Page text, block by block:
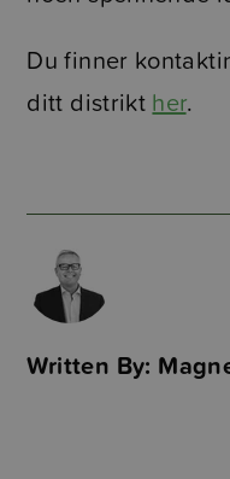
Du finner
ditt distrikt her.
Written By: